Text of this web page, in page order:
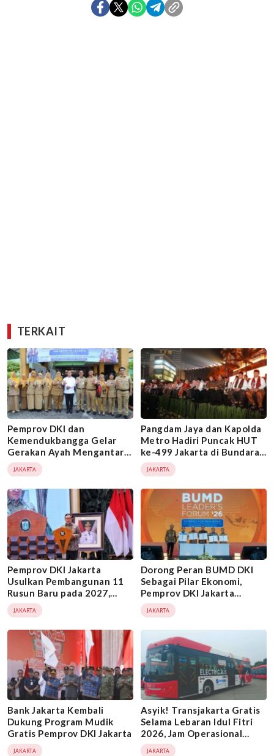
TERKAIT
Pemprov DKI dan
Kemendukbangga Gelar
Gerakan Ayah Mengantar
Anak Sekolah, Perkuat
Peran Ayah dalam
Pengasuhan
JAKARTA
Pangdam Jaya dan Kapolda
Metro Hadiri Puncak HUT
ke-499 Jakarta di Bundaran
HI
JAKARTA
Pemprov DKI Jakarta
Usulkan Pembangunan 11
Rusun Baru pada 2027,
Dukung Program 3 Juta
Rumah
JAKARTA
Dorong Peran BUMD DKI
Sebagai Pilar Ekonomi,
Pemprov DKI Jakarta
Selenggarakan BUMD
Leaders Forum
JAKARTA
Bank Jakarta Kembali
Dukung Program Mudik
Gratis Pemprov DKI Jakarta
JAKARTA
Asyik! Transjakarta Gratis
Selama Lebaran Idul Fitri
2026, Jam Operasional
Dimulai Pukul 09.00 WIB
JAKARTA